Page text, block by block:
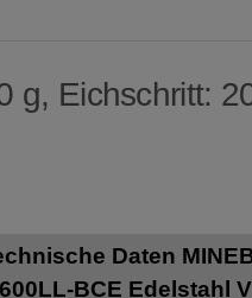
g, Eichschritt:
Daten
BCE Edelstahl